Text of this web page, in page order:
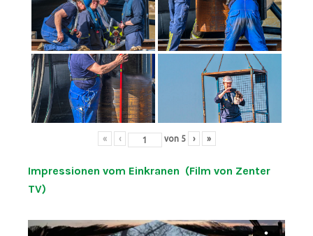
« ‹ von 5 › »
Impressionen vom Einkranen (Film von Zenter
TV)